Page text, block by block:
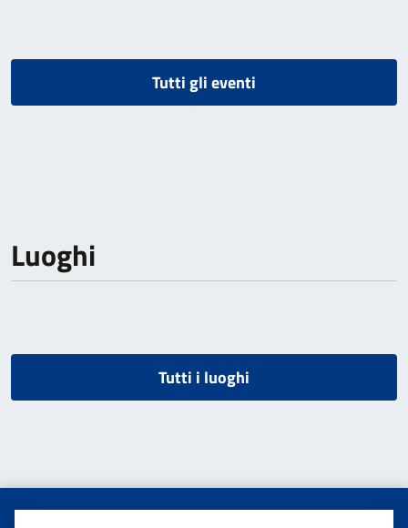
Tutti gli eventi
Luoghi
Tutti i luoghi